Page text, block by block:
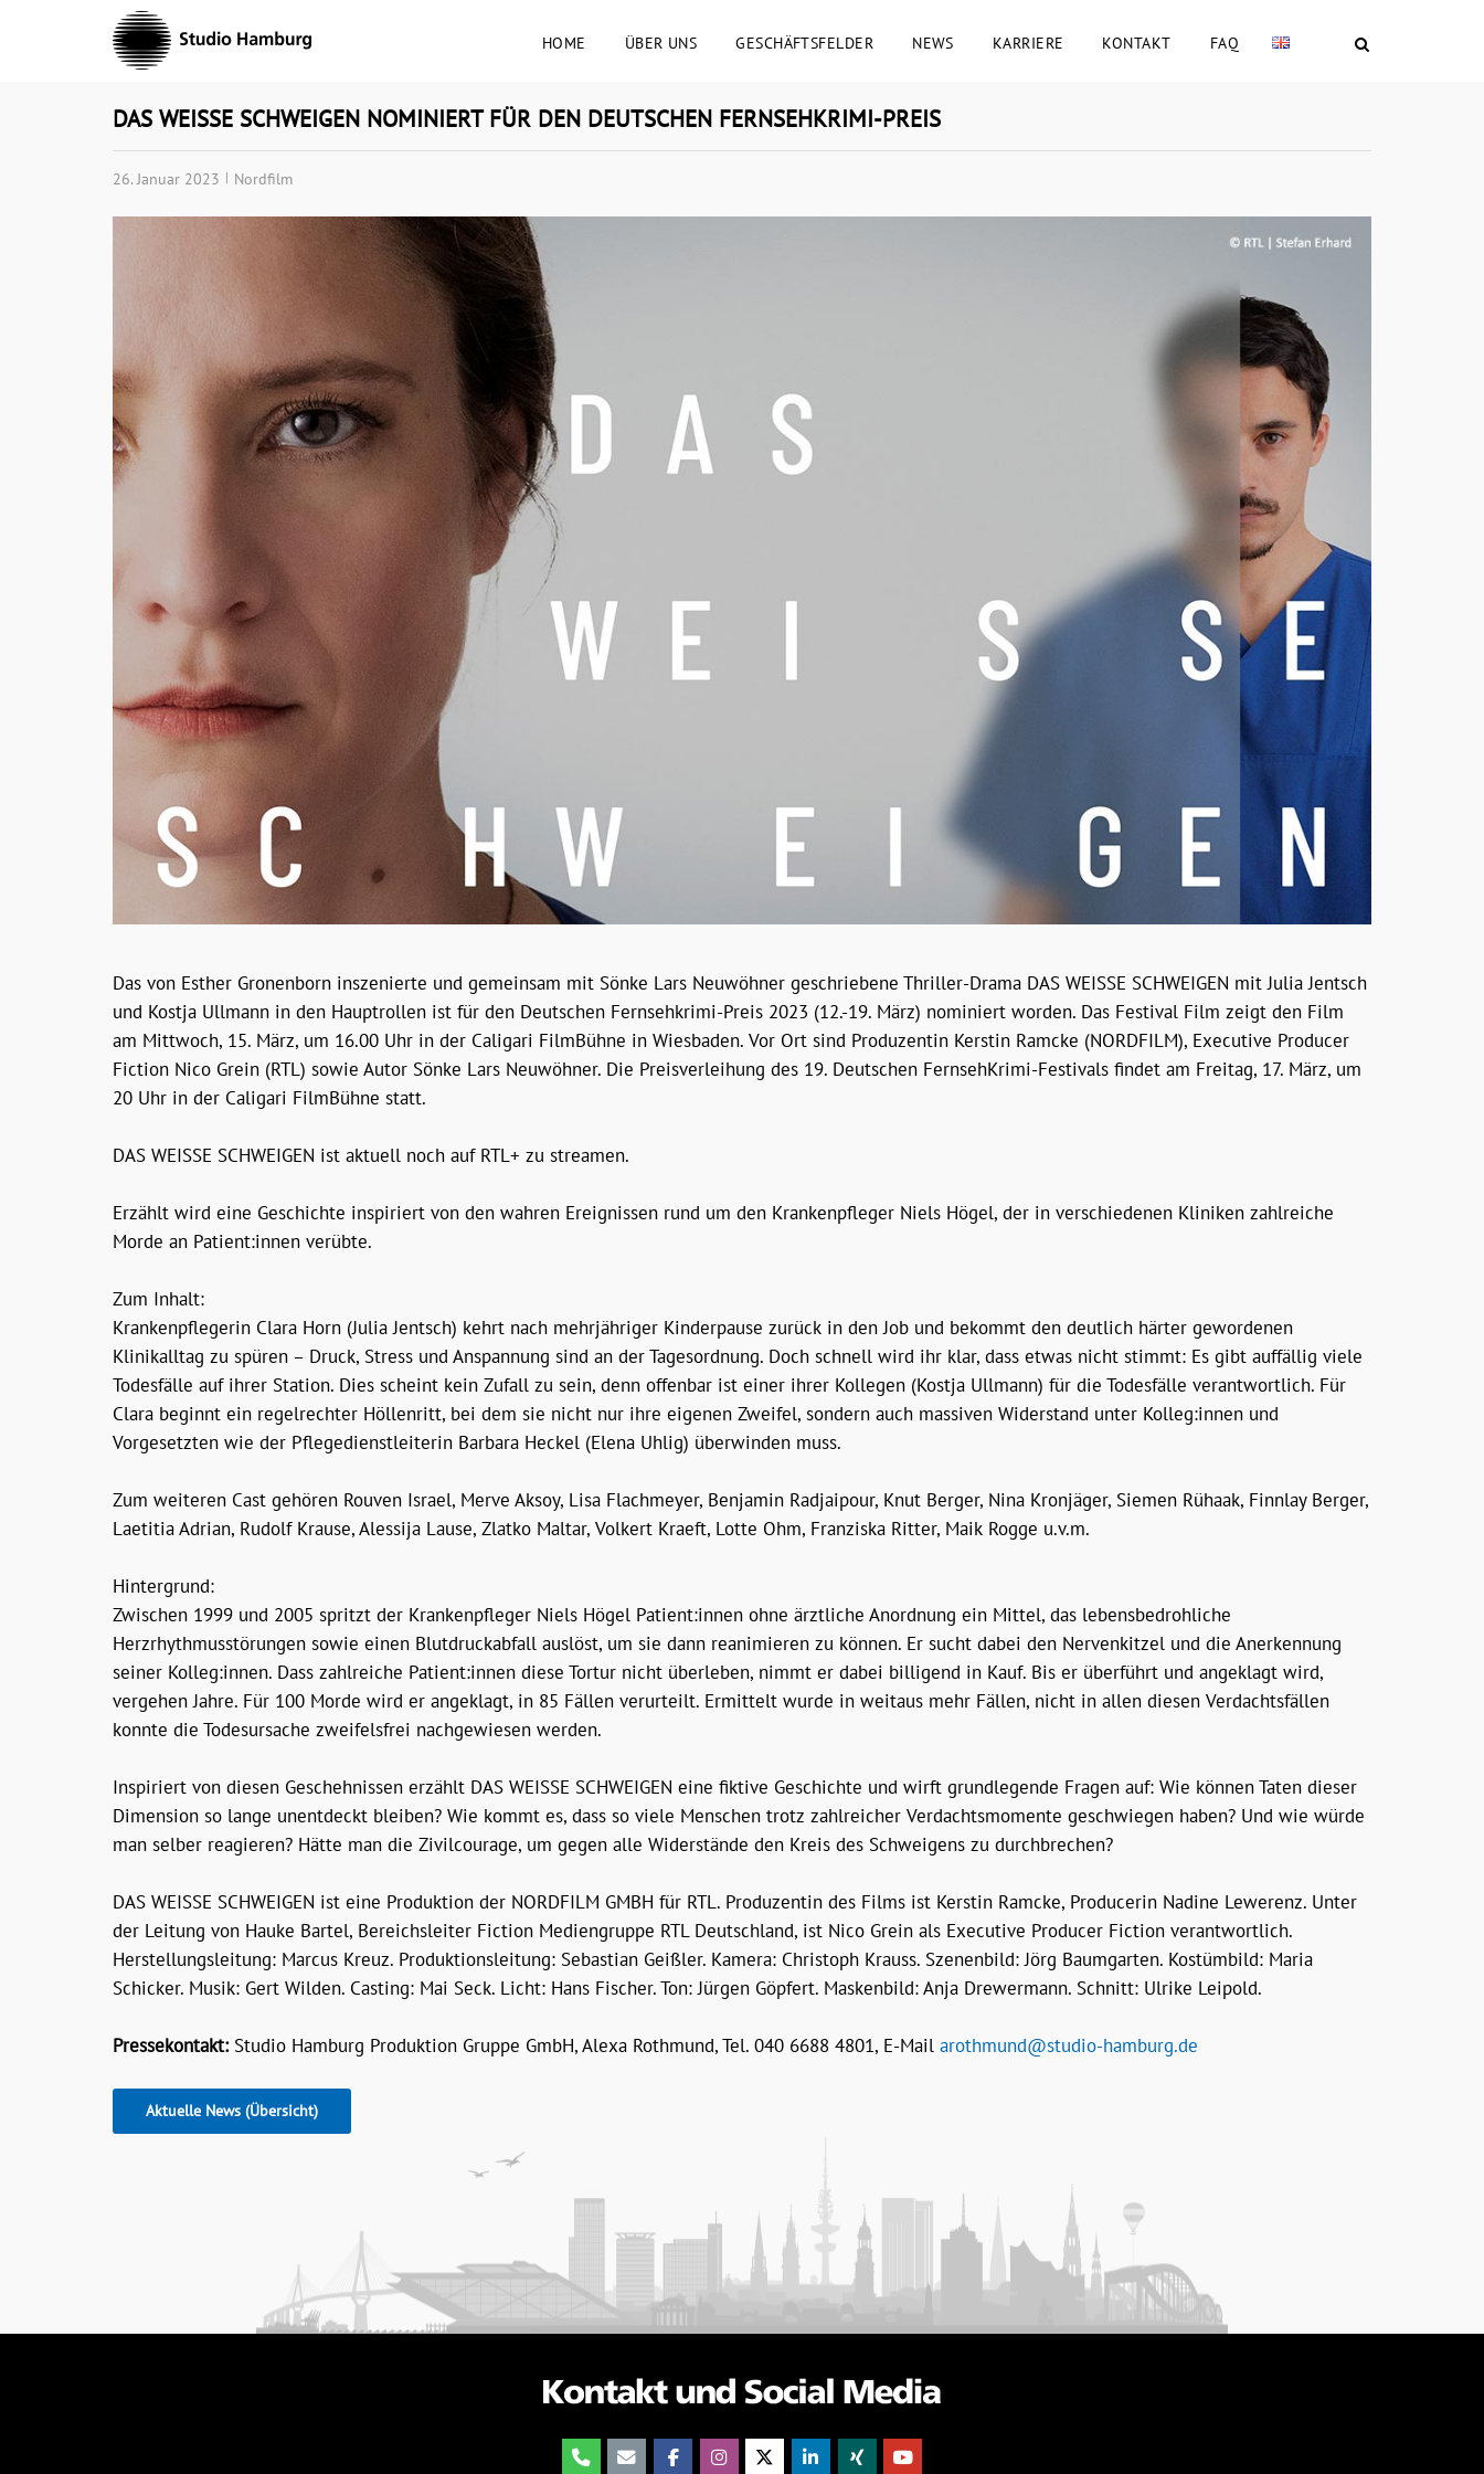
HOME ÜBER UNS GESCHÄFTSFELDER NEWS KARRIERE KONTAKT FAQ
DAS WEISSE SCHWEIGEN NOMINIERT FÜR DEN DEUTSCHEN FERNSEHKRIMI-PREIS
26. Januar 2023 Nordfilm
Das von Esther Gronenborn inszenierte und gemeinsam mit Sönke Lars Neuwöhner geschriebene Thriller-Drama DAS WEISSE SCHWEIGEN mit Julia Jentsch
und Kostja Ullmann in den Hauptrollen ist für den Deutschen Fernsehkrimi-Preis 2023 (12.-19. März) nominiert worden. Das Festival Film zeigt den Film
am Mittwoch, 15. März, um 16.00 Uhr in der Caligari FilmBühne in Wiesbaden. Vor Ort sind Produzentin Kerstin Ramcke (NORDFILM), Executive Producer
Fiction Nico Grein (RTL) sowie Autor Sönke Lars Neuwöhner. Die Preisverleihung des 19. Deutschen FernsehKrimi-Festivals findet am Freitag, 17. März, um
20 Uhr in der Caligari FilmBühne statt.
DAS WEISSE SCHWEIGEN ist aktuell noch auf RTL+ zu streamen.
Erzählt wird eine Geschichte inspiriert von den wahren Ereignissen rund um den Krankenpfleger Niels Högel, der in verschiedenen Kliniken zahlreiche
Morde an Patient:innen verübte.
Zum Inhalt:
Krankenpflegerin Clara Horn (Julia Jentsch) kehrt nach mehrjähriger Kinderpause zurück in den Job und bekommt den deutlich härter gewordenen
Klinikalltag zu spüren – Druck, Stress und Anspannung sind an der Tagesordnung. Doch schnell wird ihr klar, dass etwas nicht stimmt: Es gibt auffällig viele
Todesfälle auf ihrer Station. Dies scheint kein Zufall zu sein, denn offenbar ist einer ihrer Kollegen (Kostja Ullmann) für die Todesfälle verantwortlich. Für
Clara beginnt ein regelrechter Höllenritt, bei dem sie nicht nur ihre eigenen Zweifel, sondern auch massiven Widerstand unter Kolleg:innen und
Vorgesetzten wie der Pflegedienstleiterin Barbara Heckel (Elena Uhlig) überwinden muss.
Zum weiteren Cast gehören Rouven Israel, Merve Aksoy, Lisa Flachmeyer, Benjamin Radjaipour, Knut Berger, Nina Kronjäger, Siemen Rühaak, Finnlay Berger,
Laetitia Adrian, Rudolf Krause, Alessija Lause, Zlatko Maltar, Volkert Kraeft, Lotte Ohm, Franziska Ritter, Maik Rogge u.v.m.
Hintergrund:
Zwischen 1999 und 2005 spritzt der Krankenpfleger Niels Högel Patient:innen ohne ärztliche Anordnung ein Mittel, das lebensbedrohliche
Herzrhythmusstörungen sowie einen Blutdruckabfall auslöst, um sie dann reanimieren zu können. Er sucht dabei den Nervenkitzel und die Anerkennung
seiner Kolleg:innen. Dass zahlreiche Patient:innen diese Tortur nicht überleben, nimmt er dabei billigend in Kauf. Bis er überführt und angeklagt wird,
vergehen Jahre. Für 100 Morde wird er angeklagt, in 85 Fällen verurteilt. Ermittelt wurde in weitaus mehr Fällen, nicht in allen diesen Verdachtsfällen
konnte die Todesursache zweifelsfrei nachgewiesen werden.
Inspiriert von diesen Geschehnissen erzählt DAS WEISSE SCHWEIGEN eine fiktive Geschichte und wirft grundlegende Fragen auf: Wie können Taten dieser
Dimension so lange unentdeckt bleiben? Wie kommt es, dass so viele Menschen trotz zahlreicher Verdachtsmomente geschwiegen haben? Und wie würde
man selber reagieren? Hätte man die Zivilcourage, um gegen alle Widerstände den Kreis des Schweigens zu durchbrechen?
DAS WEISSE SCHWEIGEN ist eine Produktion der NORDFILM GMBH für RTL. Produzentin des Films ist Kerstin Ramcke, Producerin Nadine Lewerenz. Unter
der Leitung von Hauke Bartel, Bereichsleiter Fiction Mediengruppe RTL Deutschland, ist Nico Grein als Executive Producer Fiction verantwortlich.
Herstellungsleitung: Marcus Kreuz. Produktionsleitung: Sebastian Geißler. Kamera: Christoph Krauss. Szenenbild: Jörg Baumgarten. Kostümbild: Maria
Schicker. Musik: Gert Wilden. Casting: Mai Seck. Licht: Hans Fischer. Ton: Jürgen Göpfert. Maskenbild: Anja Drewermann. Schnitt: Ulrike Leipold.
Pressekontakt:Studio Hamburg Produktion Gruppe GmbH, Alexa Rothmund, Tel. 040 6688 4801, E-Mail arothmund@studio-hamburg.de
Aktuelle News (Übersicht)